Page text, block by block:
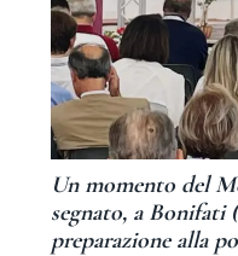
Un momento del
segnato, a Bonifati
preparazione alla